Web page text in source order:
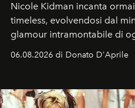
Nicole Kidman incanta
timeless, evolvendosi dal
glamour intramontabile di
Italia la sua style evolution.
06.08.2026 di Donato D'Aprile